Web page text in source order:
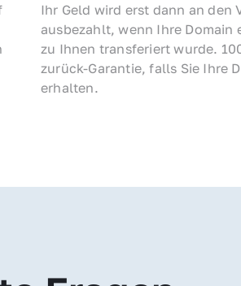
Ihr Geld wird erst dann an den
ausbezahlt, wenn Ihre Domain
zu Ihnen transferiert wurde.
zurück-Garantie, falls Sie Ihre
erhalten.